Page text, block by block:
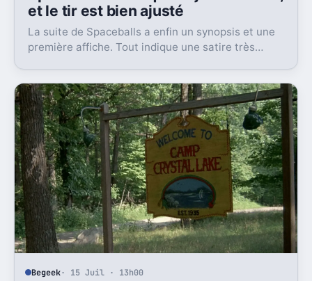
et le tir est bien ajusté
La suite de Spaceballs a enfin un synopsis et une
première affiche. Tout indique une satire très
Begeek· 15 Juil · 13h00